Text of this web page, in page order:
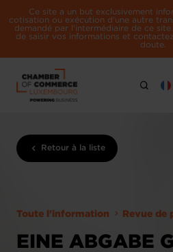
Ce site a un but exclusivement
cotisation ou exécution d'une autre
demandé par l'intermédiaire de ce
de saisir vos informations et
doute.
Retour à la liste
Toute l'information Revue de
EINE ABGABE